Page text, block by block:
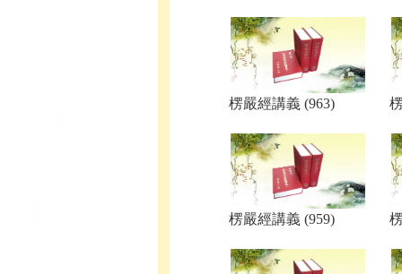
楞嚴經講義 (963)
楞嚴經講義 (959)